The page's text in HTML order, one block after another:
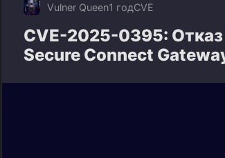
Vulner Queen1 годCVE
CVE-2025-0395:
Secure Connect